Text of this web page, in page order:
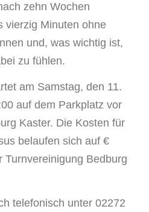
zehn Wochen
vierzig Minuten ohne
und, was wichtig ist,
zu fühlen.
am Samstag, den 11.
auf dem Parkplatz vor
Kaster. Die Kosten für
belaufen sich auf €
Turnvereinigung Bedburg
telefonisch unter 02272